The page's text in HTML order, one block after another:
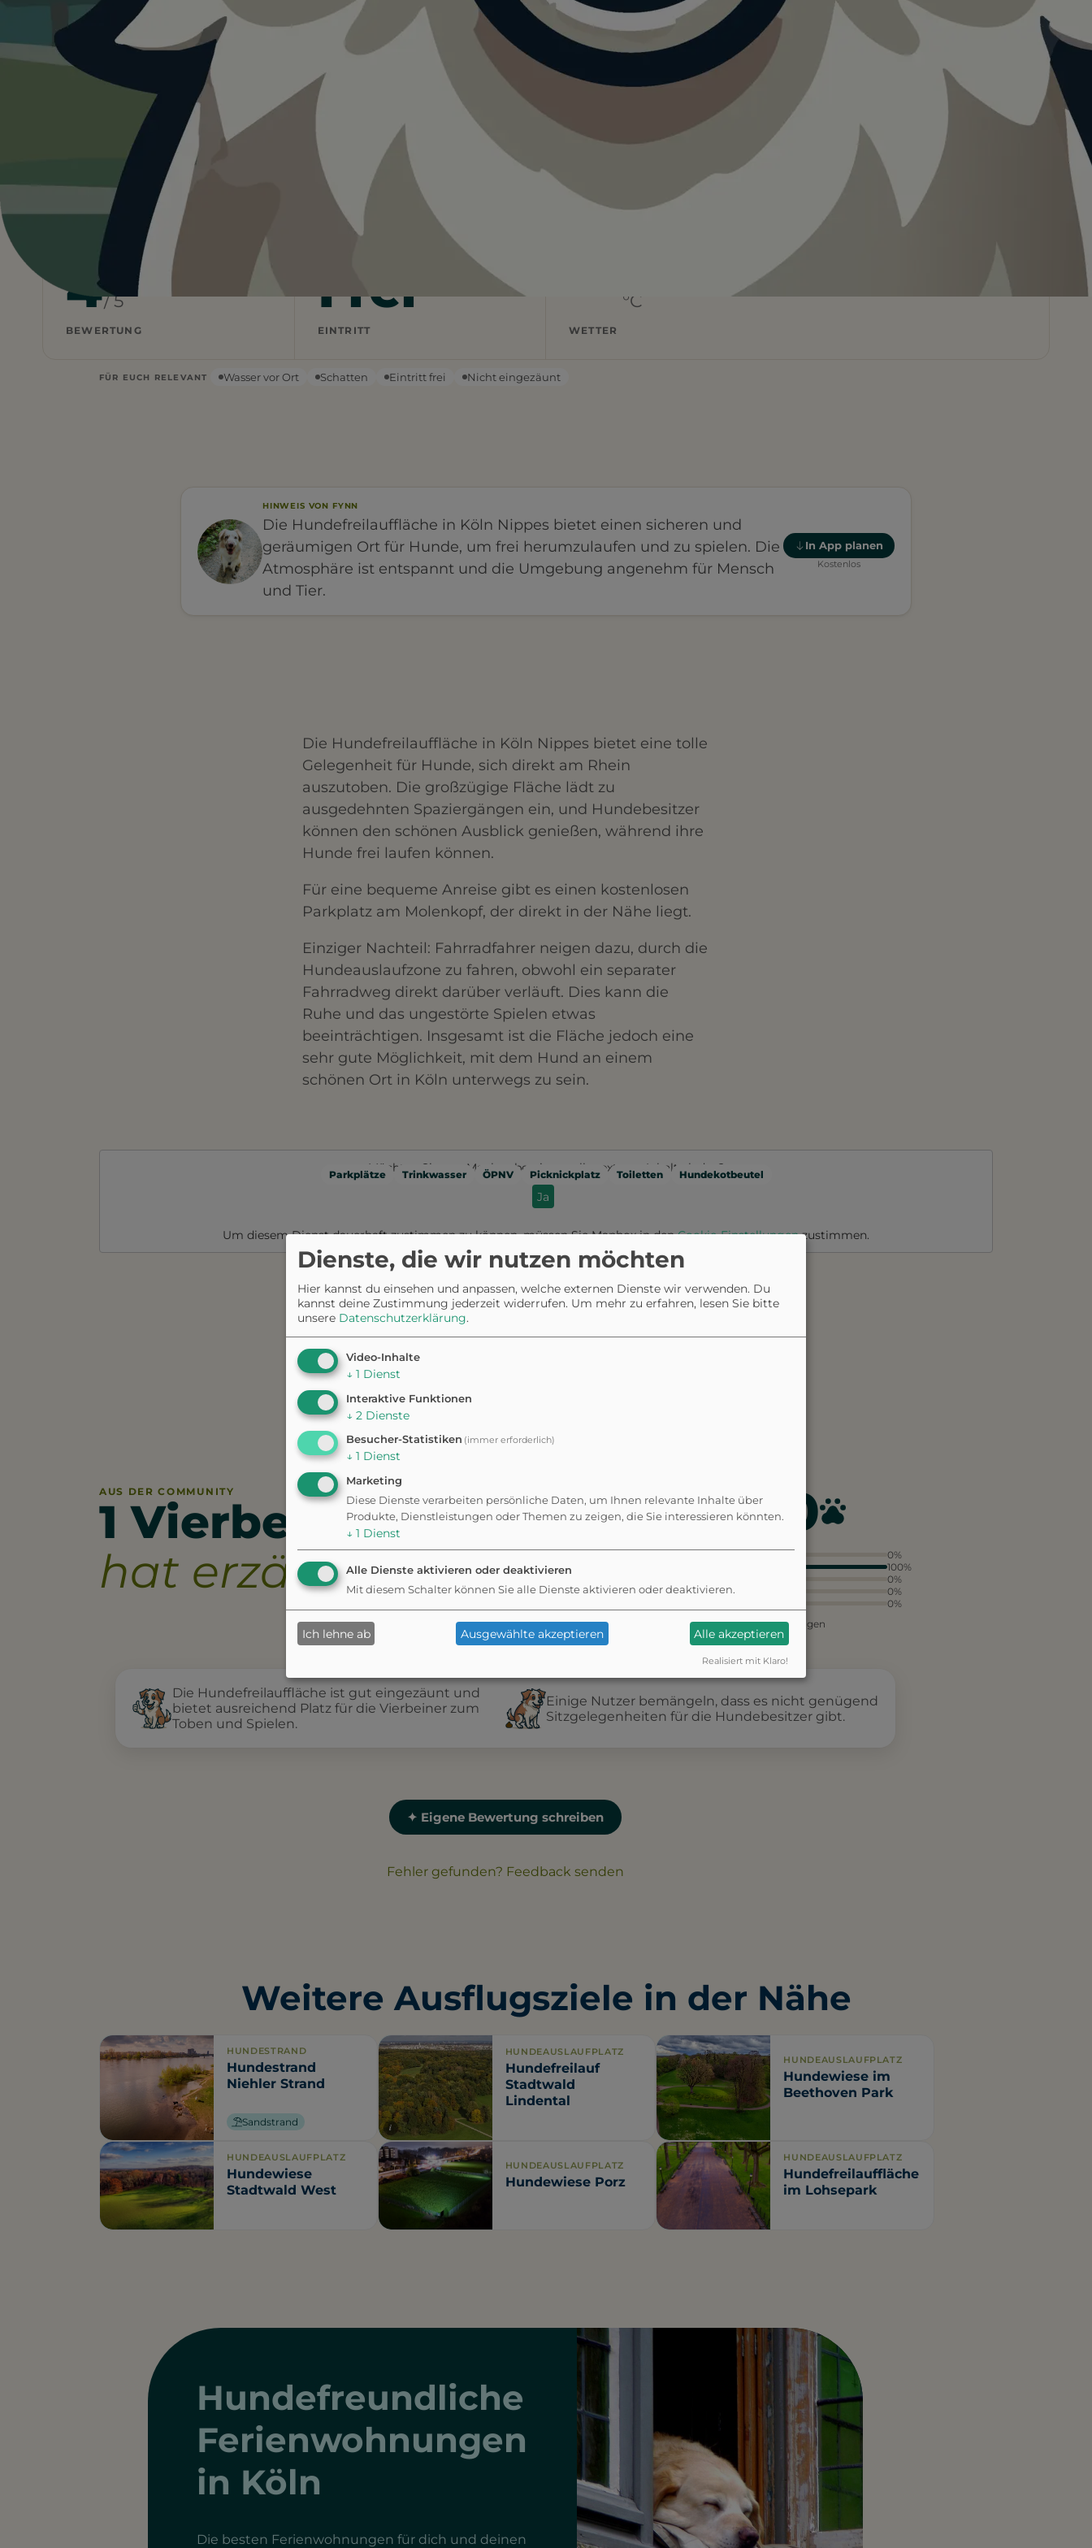
Visualisierung · KI
In App speichern
Deutschland … Hundefreilauffläche Köln Nippes
Heute ist··· für Hundefreilauffläche Köln Nippes.
Wetterdaten: OpenWeatherMap
4/ 5
BEWERTUNG
Frei
EINTRITT
°C
WETTER
FÜR EUCH RELEVANT Wasser vor Ort Schatten Eintritt frei Nicht eingezäunt
HINWEIS VON FYNN
Die Hundefreilauffläche in Köln Nippes bietet einen sicheren und
geräumigen Ort für Hunde, um frei herumzulaufen und zu spielen. Die
Atmosphäre ist entspannt und die Umgebung angenehm für Mensch
und Tier.
In App planen
Kostenlos
Die Hundefreilauffläche in Köln Nippes bietet eine tolle
Gelegenheit für Hunde, sich direkt am Rhein
auszutoben. Die großzügige Fläche lädt zu
ausgedehnten Spaziergängen ein, und Hundebesitzer
können den schönen Ausblick genießen, während ihre
Hunde frei laufen können.
Für eine bequeme Anreise gibt es einen kostenlosen
Parkplatz am Molenkopf, der direkt in der Nähe liegt.
Einziger Nachteil: Fahrradfahrer neigen dazu, durch die
Hundeauslaufzone zu fahren, obwohl ein separater
Fahrradweg direkt darüber verläuft. Dies kann die
Ruhe und das ungestörte Spielen etwas
beeinträchtigen. Insgesamt ist die Fläche jedoch eine
sehr gute Möglichkeit, mit dem Hund an einem
schönen Ort in Köln unterwegs zu sein.
Parkplätze Trinkwasser ÖPNV Picknickplatz Toiletten Hundekotbeutel
Möchten Sie von Mapbox bereitgestellte externe Inhalte laden?
Ja
Um diesem Dienst dauerhaft zustimmen zu können, müssen SieMapboxin denCookie-Einstellungenzustimmen.
Am Molenkopf 3, 50735 Köln, Germany
AUS DER COMMUNITY
1 Vierbeiner
hat erzählt.
4.0
0%
100%
0%
0%
0%
aus 1 Bewertungen
Die Hundefreilauffläche ist gut eingezäunt und
bietet ausreichend Platz für die Vierbeiner zum
Toben und Spielen.
Einige Nutzer bemängeln, dass es nicht genügend
Sitzgelegenheiten für die Hundebesitzer gibt.
✦ Eigene Bewertung schreiben
Fehler gefunden? Feedback senden
Weitere Ausflugsziele in der Nähe
HUNDESTRAND
Hundestrand
Niehler Strand
Sandstrand i
HUNDEAUSLAUFPLATZ
Hundefreilauf
Stadtwald
Lindental
HUNDEAUSLAUFPLATZ
Hundewiese im
Beethoven Park
HUNDEAUSLAUFPLATZ
Hundewiese
Stadtwald West
HUNDEAUSLAUFPLATZ
Hundewiese Porz
HUNDEAUSLAUFPLATZ
Hundefreilauffläche
im Lohsepark
Hundefreundliche
Ferienwohnungen
in Köln
Die besten Ferienwohnungen für dich und deinen
Dienste, die wir nutzen möchten
Hier kannst du einsehen und anpassen, welche externen Dienste wir verwenden. Du
kannst deine Zustimmung jederzeit widerrufen. Um mehr zu erfahren, lesen Sie bitte
unsere Datenschutzerklärung.
Video-Inhalte
↓ 1 Dienst
Interaktive Funktionen
↓ 2 Dienste
Besucher-Statistiken (immer erforderlich)
↓ 1 Dienst
Marketing
Diese Dienste verarbeiten persönliche Daten, um Ihnen relevante Inhalte über
Produkte, Dienstleistungen oder Themen zu zeigen, die Sie interessieren könnten.
↓ 1 Dienst
Alle Dienste aktivieren oder deaktivieren
Mit diesem Schalter können Sie alle Dienste aktivieren oder deaktivieren.
Ich lehne ab Ausgewählte akzeptieren Alle akzeptieren
Realisiert mit Klaro!